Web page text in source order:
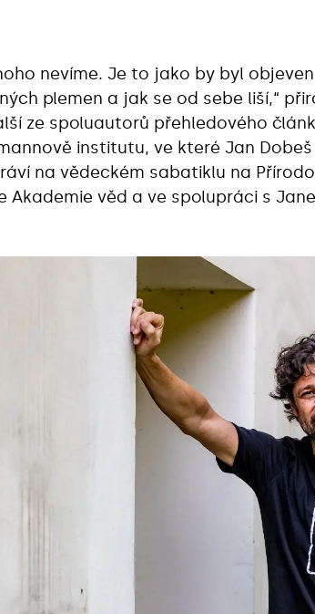
nevíme. Je to jako by byl
plemen a jak se od sebe liší,“
ze spoluautorů přehledového
institutu, ve které Jan
na vědeckém sabatiklu na
věd a ve spolupráci s